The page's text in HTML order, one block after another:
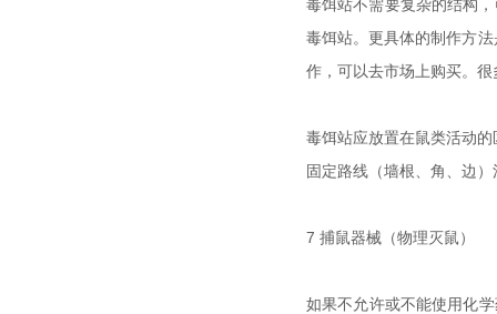
毒饵站不需要复杂的结构
毒饵站。更具体的制作方
作，可以去市场上购买。
毒饵站应放置在鼠类活动
固定路线（墙根、角、边）
7 捕鼠器械（物理灭鼠）
如果不允许或不能使用化